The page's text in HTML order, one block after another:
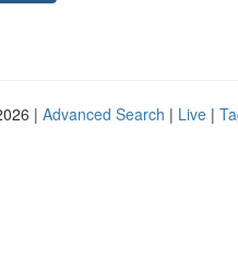
| Advanced Search | Live |